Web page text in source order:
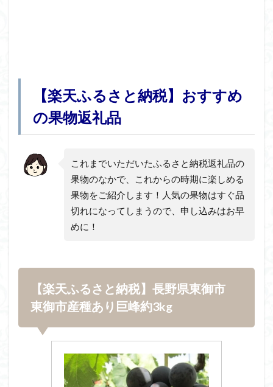
【楽天ふるさと納税】おすすめ
の果物返礼品
これまでいただいたふるさと納税返礼品の
果物のなかで、これからの時期に楽しめる
果物をご紹介します！人気の果物はすぐ品
切れになってしまうので、申し込みはお早
めに！
【楽天ふるさと納税】長野県東御市
東御市産種あり巨峰約3kg